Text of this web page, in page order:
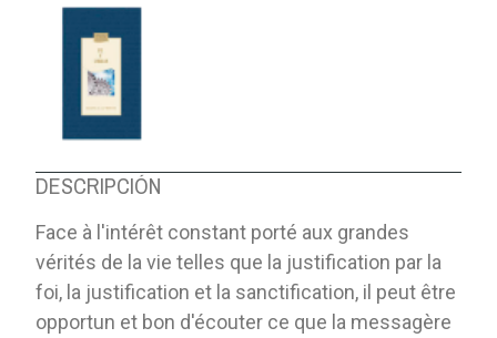
DESCRIPCIÓN
Face à l'intérêt constant porté aux grandes
vérités de la vie telles que la justification par la
foi, la justification et la sanctification, il peut être
opportun et bon d'écouter ce que la messagère